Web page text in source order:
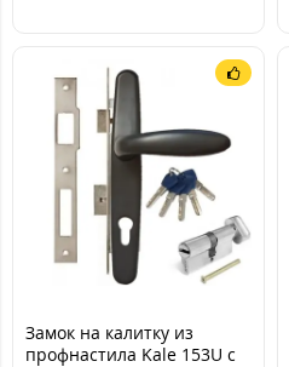
Замок на калитку из
профнастила Kale 153U с